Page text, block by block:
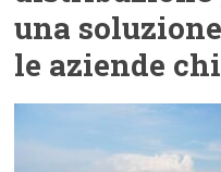
una
le aziende